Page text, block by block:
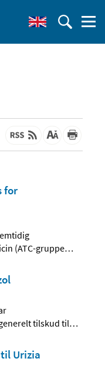
for
(ATC-gruppe…
tilskud til…
Urizia